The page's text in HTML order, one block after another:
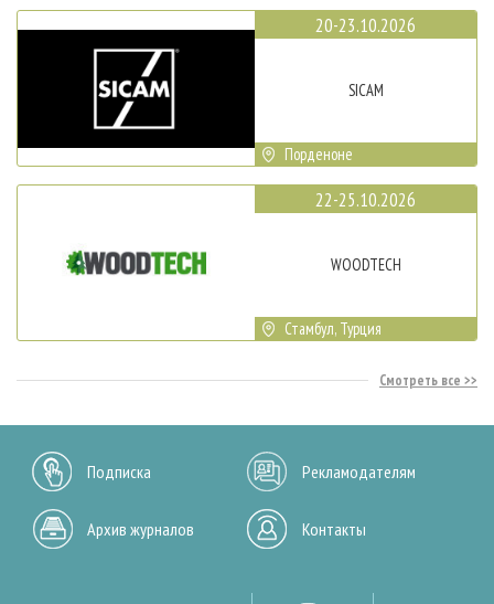
20-23.10.2026
SICAM
Порденоне
22-25.10.2026
WOODTECH
Стамбул, Турция
Смотреть все
Подписка Рекламодателям
Архив журналов Контакты